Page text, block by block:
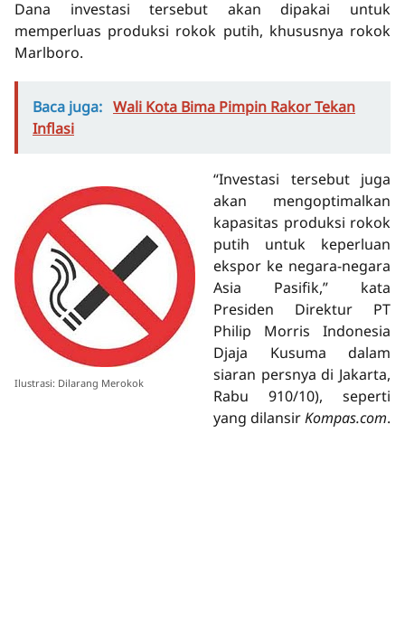
Dana investasi tersebut akan dipakai untuk
memperluas produksi rokok putih, khususnya rokok
Marlboro.
Baca juga: Wali Kota Bima Pimpin Rakor Tekan
Inflasi
Ilustrasi: Dilarang Merokok
“Investasi tersebut juga
akan mengoptimalkan
kapasitas produksi rokok
putih untuk keperluan
ekspor ke negara-negara
Asia Pasifik,” kata
Presiden Direktur PT
Philip Morris Indonesia
Djaja Kusuma dalam
siaran persnya di Jakarta,
Rabu 910/10), seperti
yang dilansirKompas.com.